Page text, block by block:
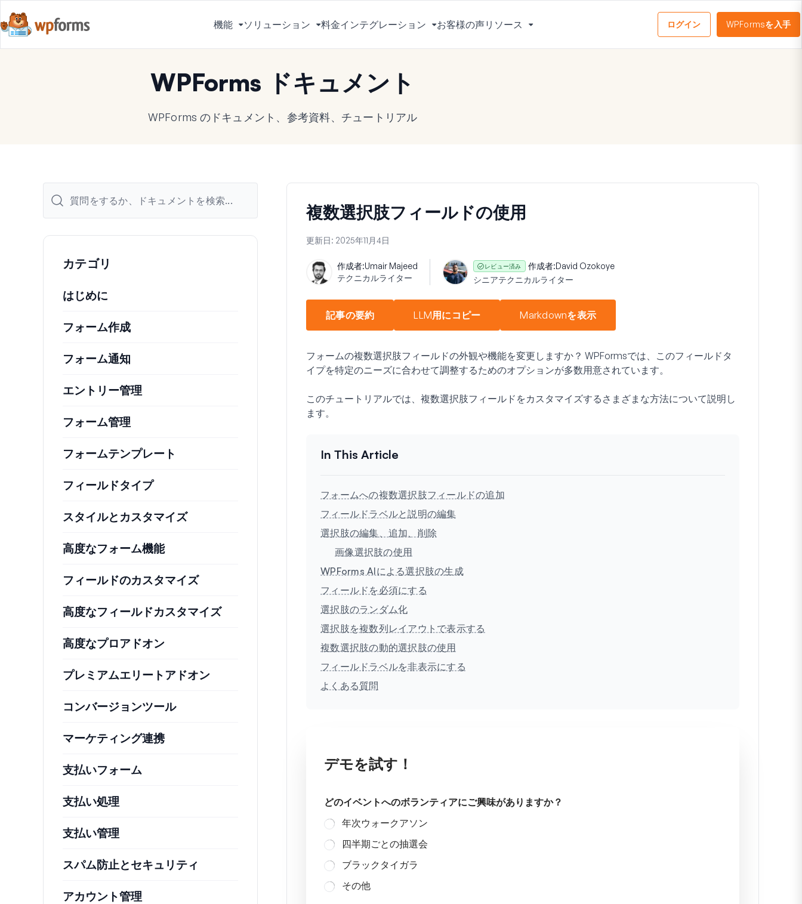
機能
メ
ニ
を
り
ソリューション
メ
ニ
を
り
料金インテグレーション
メ
ニ
お客様の声リソース
ニ
ログイン WPFormsを入手
WPForms ドキュメント
WPForms のドキュメント、参考資料、チュートリアル
複数選択肢フィールドの使用
更新日: 2025年11月4日
作成者:Umair Majeed
テクニカルライター
レビュー済み 作成者:David Ozokoye
シニアテクニカルライター
記事の要約 LLM用にコピー Markdownを表示
フォームの複数選択肢フィールドの外観や機能を変更しますか？ WPFormsでは、このフィールドタ
イプを特定のニーズに合わせて調整するためのオプションが多数用意されています。
このチュートリアルでは、複数選択肢フィールドをカスタマイズするさまざまな方法について説明し
ます。
フォームへの複数選択肢フィールドの追加
フィールドラベルと説明の編集
選択肢の編集、追加、削除
画像選択肢の使用
WPForms AIによる選択肢の生成
フィールドを必須にする
選択肢のランダム化
選択肢を複数列レイアウトで表示する
複数選択肢の動的選択肢の使用
フィールドラベルを非表示にする
よくある質問
デモを試す！
どのイベントへのボランティアにご興味がありますか？
年次ウォークアソン
四半期ごとの抽選会
ブラックタイガラ
その他
カテゴリ
はじめに
フォーム作成
フォーム通知
エントリー管理
フォーム管理
フォームテンプレート
フィールドタイプ
スタイルとカスタマイズ
高度なフォーム機能
フィールドのカスタマイズ
高度なフィールドカスタマイズ
高度なプロアドオン
プレミアムエリートアドオン
コンバージョンツール
マーケティング連携
支払いフォーム
支払い処理
支払い管理
スパム防止とセキュリティ
アカウント管理